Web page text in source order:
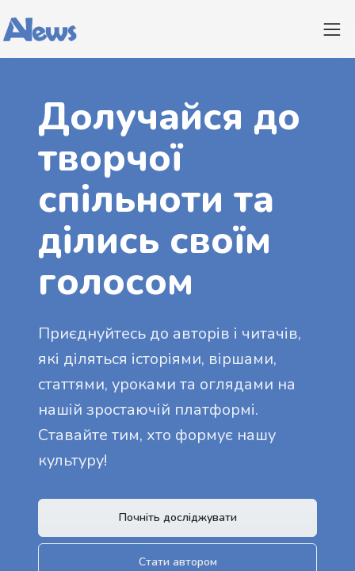
Долучайся до
творчої
спільноти та
ділись своїм
голосом
Приєднуйтесь до авторів і читачів,
які діляться історіями, віршами,
статтями, уроками та оглядами на
нашій зростаючій платформі.
Ставайте тим, хто формує нашу
культуру!
Почніть досліджувати
Стати автором